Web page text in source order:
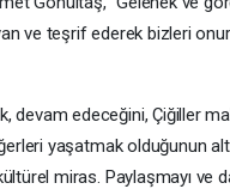
ve teşrif ederek bizleri
devam edeceğini, Çiğiller
yaşatmak olduğunun
miras. Paylaşmayı ve